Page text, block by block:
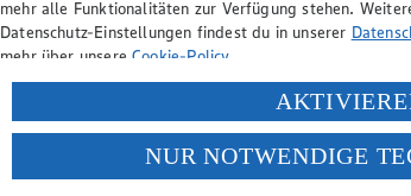
mehr alle Funktionalitäten zur Verfügung stehen.
Datenschutz-Einstellungen findest du in unserer
mehr über unsereCookie-Policy.
Verarbeitung deiner personenbezogenen Daten in den
Wenn du auf „Aktivieren“ klickst, willigst du im Sinne
ein, dass deine Daten in den USA verarbeitet werden.
einem nach europäischen Standards nicht
NUR NOTWENDIGE